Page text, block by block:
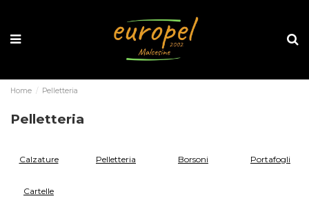
Home Pelletteria
Pelletteria
Calzature Pelletteria Borsoni Portafogli
Cartelle